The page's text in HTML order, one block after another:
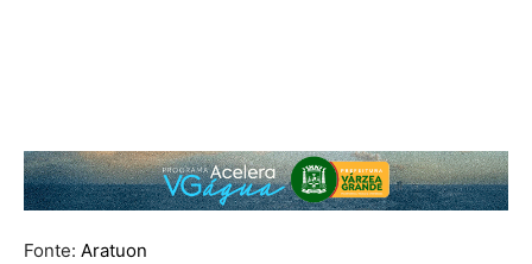
Fonte: Aratuon